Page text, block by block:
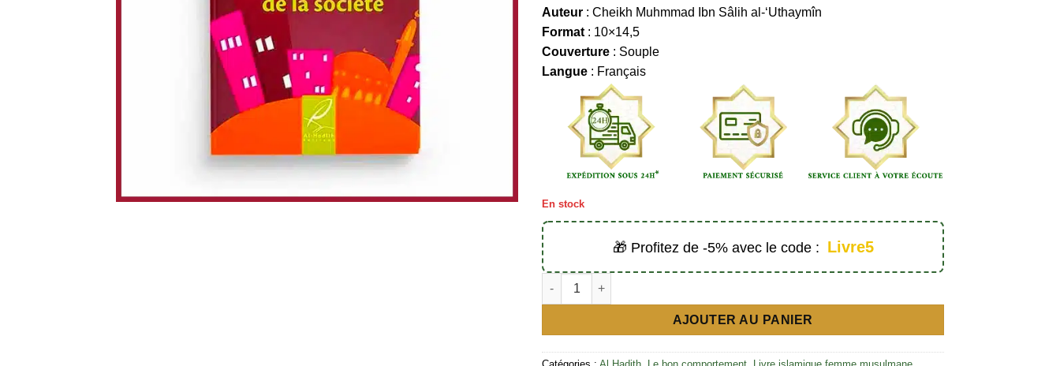
Auteur : Cheikh Muhmmad Ibn Sâlih al-‘Uthaymîn
Format : 10×14,5
Couverture : Souple
Langue : Français
En stock
🎁 Profitez de -5% avec le code : Livre5
quantité de Le rôle de la femme musulmane dans la réforme de la société - Éditions Al hadith
AJOUTER AU PANIER